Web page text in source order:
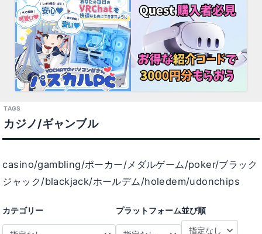
カジノ/ギャンブル
casino/gambling/ポーカー/メダルゲーム/poker/ブラック
ジャック/blackjack/ホールデム/holedem/udonchips
カテゴリー プラットフォーム並び順